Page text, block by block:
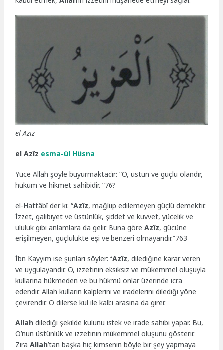
el Aziz
el Azîz esma-ül Hüsna
Yüce Allah şöyle buyurmaktadır: “O, üstün ve güçlü olandır,
hüküm ve hikmet sahibidir. ”76?
el-Hattâbî der ki: “Azîz, mağlup edilemeyen güçlü demektir.
İzzet, galibiyet ve üstünlük, şiddet ve kuvvet, yücelik ve
ululuk gibi anlamlara da gelir. Buna göreAzîz, gücüne
erişilmeyen, güçlülükte eşi ve benzeri olmayandır.”763
İbn Kayyim ise şunları söyler: “Azîz, dilediğine karar veren
ve uygulayandır. O, izzetinin eksiksiz ve mükemmel oluşuyla
kullarına hükmeden ve bu hükmü onlar üzerinde icra
edendir. Allah kulların kalplerini ve iradelerini dilediği yöne
çevirendir. O dilerse kul ile kalbi arasına da girer.
Allah dilediği şekilde kulunu istek ve irade sahibi yapar. Bu,
O’nun üstünlük ve izzetinin mükemmel oluşunu gösterir.
ZiraAllah’tan başka hiç kimsenin böyle bir şey yapmaya